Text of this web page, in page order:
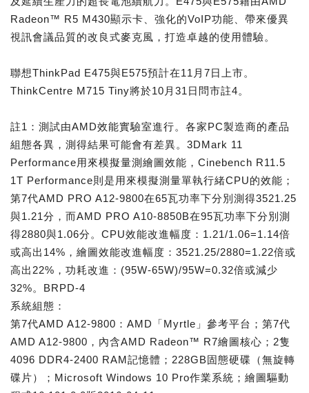
Radeon™ R5 M430顯示卡、強化的VoIP功能、帶來優異
視訊會議品質的改良式麥克風，打造卓越的使用體驗。
聯想ThinkPad E475與E575預計在11月7日上市。
ThinkCentre M715 Tiny將於10月31日問市註4。
註1：測試由AMD效能實驗室進行。各家PC製造商的產品
組態各異，測得結果可能會有差異。3DMark 11
Performance用來模擬量測繪圖效能，Cinebench R11.5
1T Performance則是用來模擬測量單執行緒CPU的效能；
第7代AMD PRO A12-9800在65瓦功率下分別測得3521.25
與1.21分，而AMD PRO A10-8850B在95瓦功率下分別測
得2880與1.06分。CPU效能改進幅度：1.21/1.06=1.14倍
或高出14%，繪圖效能改進幅度：3521.25/2880=1.22倍或
高出22%，功耗改進：(95W-65W)/95W=0.32倍或減少
32%。BRPD-4
系統組態：
第7代AMD A12-9800：AMD「Myrtle」參考平台；第7代
AMD A12-9800，內含AMD Radeon™ R7繪圖核心；2隻
4096 DDR4-2400 RAM記憶體；228GB固態硬碟（無旋轉
碟片）；Microsoft Windows 10 Pro作業系統；繪圖驅動